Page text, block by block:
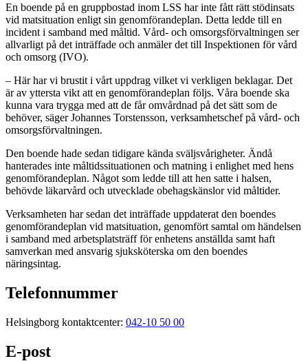
En boende på en gruppbostad inom LSS har inte fått rätt stödinsats
vid matsituation enligt sin genomförandeplan. Detta ledde till en
incident i samband med måltid. Vård- och omsorgsförvaltningen ser
allvarligt på det inträffade och anmäler det till Inspektionen för vård
och omsorg (IVO).
– Här har vi brustit i vårt uppdrag vilket vi verkligen beklagar. Det
är av yttersta vikt att en genomförandeplan följs. Våra boende ska
kunna vara trygga med att de får omvårdnad på det sätt som de
behöver, säger Johannes Torstensson, verksamhetschef på vård- och
omsorgsförvaltningen.
Den boende hade sedan tidigare kända sväljsvårigheter. Ändå
hanterades inte måltidssituationen och matning i enlighet med hens
genomförandeplan. Något som ledde till att hen satte i halsen,
behövde läkarvård och utvecklade obehagskänslor vid måltider.
Verksamheten har sedan det inträffade uppdaterat den boendes
genomförandeplan vid matsituation, genomfört samtal om händelsen
i samband med arbetsplatsträff för enhetens anställda samt haft
samverkan med ansvarig sjuksköterska om den boendes
näringsintag.
Telefonnummer
Helsingborg kontaktcenter: 042-10 50 00
E-post